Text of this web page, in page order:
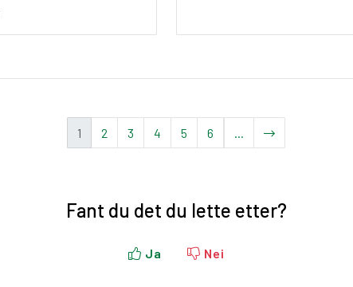
1
c
r
2 3 4 5 6 ...
Fant du det du lette etter?
Ja Nei